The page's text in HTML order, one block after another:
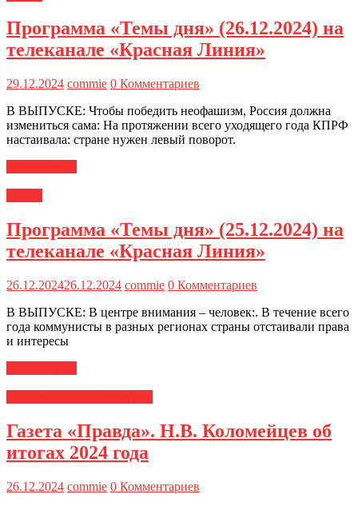
Программа «Темы дня» (26.12.2024) на
телеканале «Красная Линия»
29.12.2024 commie 0 Комментариев
В ВЫПУСКЕ: Чтобы победить неофашизм, Россия должна
измениться сама: На протяжении всего уходящего года КПРФ
настаивала: стране нужен левый поворот.
Программа «Темы дня» (25.12.2024) на
телеканале «Красная Линия»
26.12.202426.12.2024 commie 0 Комментариев
В ВЫПУСКЕ: В центре внимания – человек:. В течение всего
года коммунисты в разных регионах страны отстаивали права
и интересы
Газета «Правда». Н.В. Коломейцев об
итогах 2024 года
26.12.2024 commie 0 Комментариев